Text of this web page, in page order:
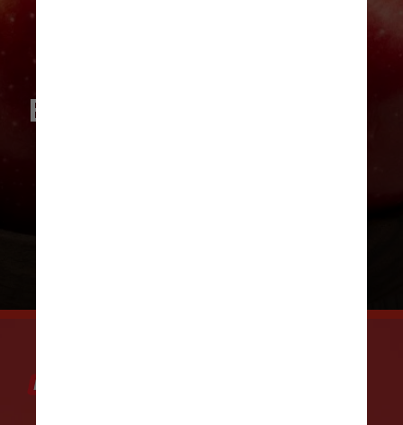
Benefícios da maçã